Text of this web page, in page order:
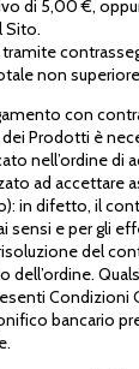
di 5,00 €,
Sito.
non
con
Prodotti è
nell’ordine di
ad accettare
in difetto, il
e per gli
del
dell’ordine.
Condizioni
bancario